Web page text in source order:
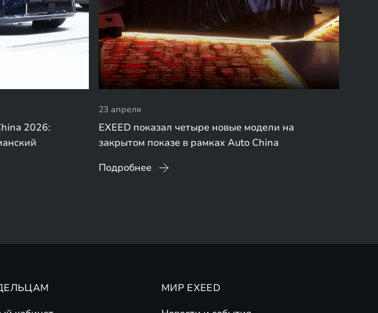
2026:
23 апреля
EXEED показал четыре новые модели на
закрытом показе в рамках Auto China
Подробнее
МИР EXEED